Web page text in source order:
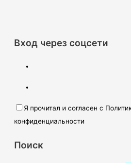
Вход через соцсети
Я прочитал и согласен с
конфиденциальности
Поиск